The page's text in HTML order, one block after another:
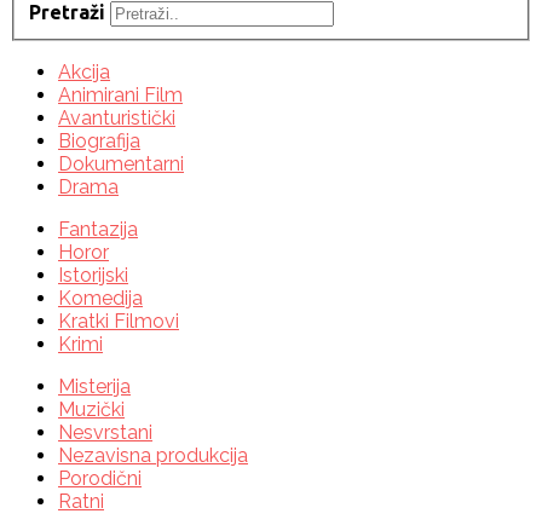
Pretraži
Akcija
Animirani Film
Avanturistički
Biografija
Dokumentarni
Drama
Fantazija
Horor
Istorijski
Komedija
Kratki Filmovi
Krimi
Misterija
Muzički
Nesvrstani
Nezavisna produkcija
Porodični
Ratni